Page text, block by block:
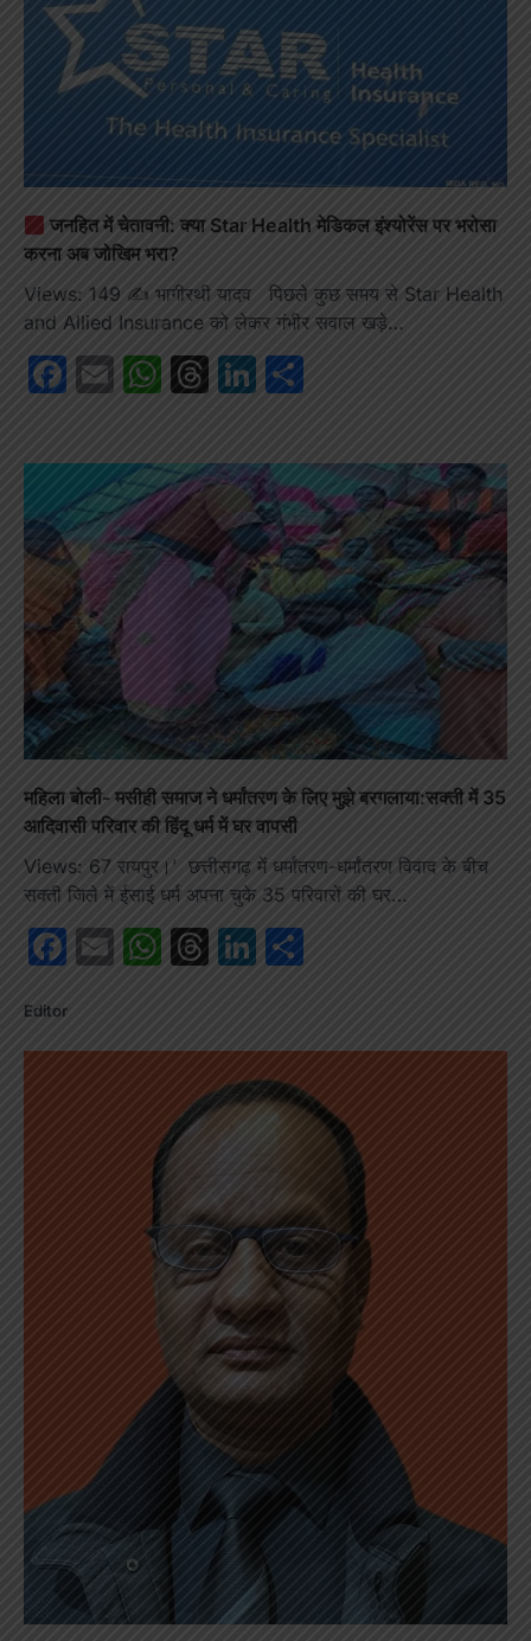
जनहित में चेतावनी: क्या Star Health मेडिकल इंश्योरेंस पर भरोसा
करना अब जोखिम भरा?
Views: 149 ✍️ भागीरथी यादव पिछले कुछ समय से Star Health
and Allied Insurance को लेकर गंभीर सवाल खड़े…
Facebook
EmailWhatsApp
Threads
LinkedIn
महिला बोली- मसीही समाज ने धर्मांतरण के लिए मुझे बरगलाया:सक्ती में 35
आदिवासी परिवार की हिंदू धर्म में घर वापसी
Views: 67 रायपुर।’ छत्तीसगढ़ में धर्मांतरण-धर्मांतरण विवाद के बीच
सक्ती जिले में ईसाई धर्म अपना चुके 35 परिवारों की घर…
Facebook
EmailWhatsApp
Threads
LinkedIn
Editor